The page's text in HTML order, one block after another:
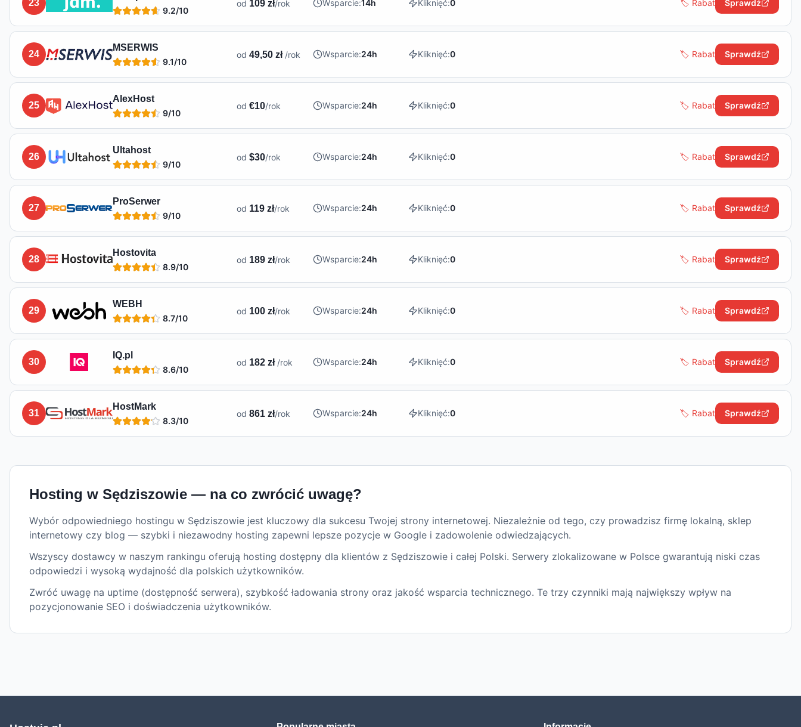
23
9.2/10
od 109 zł/rok Wsparcie:14h Kliknięć:0 🏷️ Rabat Sprawdź
24
MSERWIS
9.1/10
od 49,50 zł /rok Wsparcie:24h Kliknięć:0 🏷️ Rabat Sprawdź
25
AlexHost
9/10
od €10/rok Wsparcie:24h Kliknięć:0 🏷️ Rabat Sprawdź
26
Ultahost
9/10
od $30/rok Wsparcie:24h Kliknięć:0 🏷️ Rabat Sprawdź
27
ProSerwer
9/10
od 119 zł/rok Wsparcie:24h Kliknięć:0 🏷️ Rabat Sprawdź
28
Hostovita
8.9/10
od 189 zł/rok Wsparcie:24h Kliknięć:0 🏷️ Rabat Sprawdź
29
WEBH
8.7/10
od 100 zł/rok Wsparcie:24h Kliknięć:0 🏷️ Rabat Sprawdź
30
IQ.pl
8.6/10
od 182 zł /rok Wsparcie:24h Kliknięć:0 🏷️ Rabat Sprawdź
31
HostMark
8.3/10
od 861 zł/rok Wsparcie:24h Kliknięć:0 🏷️ Rabat Sprawdź
Hosting w Sędziszowie — na co zwrócić uwagę?
Wybór odpowiedniego hostingu w Sędziszowie jest kluczowy dla sukcesu Twojej strony internetowej. Niezależnie od tego, czy prowadzisz firmę lokalną, sklep
internetowy czy blog — szybki i niezawodny hosting zapewni lepsze pozycje w Google i zadowolenie odwiedzających.
Wszyscy dostawcy w naszym rankingu oferują hosting dostępny dla klientów z Sędziszowie i całej Polski. Serwery zlokalizowane w Polsce gwarantują niski czas
odpowiedzi i wysoką wydajność dla polskich użytkowników.
Zwróć uwagę na uptime (dostępność serwera), szybkość ładowania strony oraz jakość wsparcia technicznego. Te trzy czynniki mają największy wpływ na
pozycjonowanie SEO i doświadczenia użytkowników.